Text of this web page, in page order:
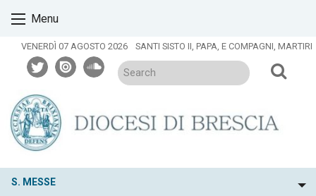
content
Menu
VENERDÌ 07 AGOSTO 2026 SANTI SISTO II, PAPA, E COMPAGNI, MARTIRI
twitterissuusoundcloud
S. MESSE